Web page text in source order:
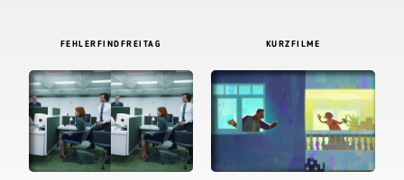
FEHLERFINDFREITAG KURZFILME